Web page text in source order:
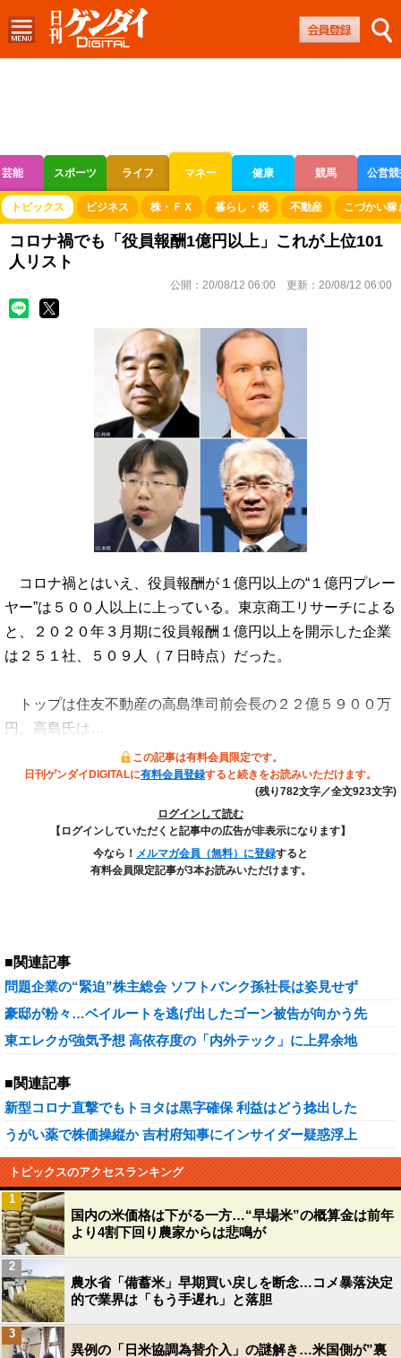
芸能 スポーツ ライフ マネー 健康 競馬 公営
ボートレース 競輪 オートレース
トピックス ビジネス 株・ＦＸ 暮らし・税 不動産 こづかい稼
コロナ禍でも「役員報酬1億円以上」これが上位101
人リスト
公開： 20/08/12 06:00 更新： 20/08/12 06:00
コロナ禍とはいえ、役員報酬が１億円以上の“１億円プレー
ヤー”は５００人以上に上っている。東京商工リサーチによる
と、２０２０年３月期に役員報酬１億円以上を開示した企業
は２５１社、５０９人（７日時点）だった。
トップは住友不動産の高島準司前会長の２２億５９００万
円。高島氏は…
この記事は有料会員限定です。
日刊ゲンダイDIGITALに有料会員登録すると続きをお読みいただけます。
(残り782文字／全文923文字)
ログインして読む
【ログインしていただくと記事中の広告が非表示になります】
今なら！ メルマガ会員（無料）に登録すると
有料会員限定記事が3本お読みいただけます。
■関連記事
問題企業の“緊迫”株主総会 ソフトバンク孫社長は姿見せず
豪邸が粉々…ベイルートを逃げ出したゴーン被告が向かう先
東エレクが強気予想 高依存度の「内外テック」に上昇余地
■関連記事
新型コロナ直撃でもトヨタは黒字確保 利益はどう捻出した
うがい薬で株価操縦か 吉村府知事にインサイダー疑惑浮上
トピックスのアクセスランキング
国内の米価格は下がる一方…“早場米”の概算金は前年
より4割下回り農家からは悲鳴が
1
農水省「備蓄米」早期買い戻しを断念…コメ暴落決定
的で業界は「もう手遅れ」と落胆
2
異例の「日米協調為替介入」の謎解き…米国側が”裏
3